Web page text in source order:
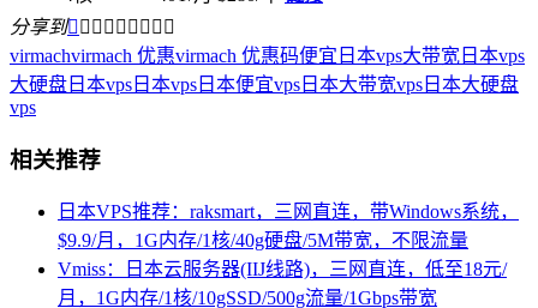
分享到        
virmachvirmach 优惠virmach 优惠码便宜日本vps大带宽日本vps
大硬盘日本vps 日本vps 日本便宜vps 日本大带宽vps 日本大硬盘
vps
相关推荐
日本VPS推荐：raksmart，三网直连，带Windows系统，
$9.9/月，1G内存/1核/40g硬盘/5M带宽，不限流量
Vmiss：日本云服务器(IIJ线路)，三网直连，低至18元/
月，1G内存/1核/10gSSD/500g流量/1Gbps带宽